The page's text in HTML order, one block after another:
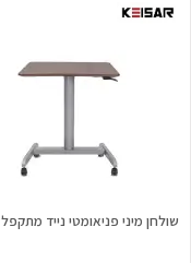
שולחן מיני פניאומטי נייד מתקפל